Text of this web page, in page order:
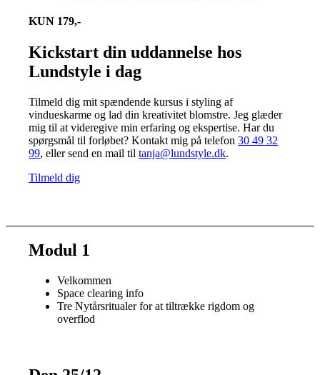
KUN 179,-
Kickstart din uddannelse hos
Lundstyle i dag
Tilmeld dig mit spændende kursus i styling af
vindueskarme og lad din kreativitet blomstre. Jeg glæder
mig til at videregive min erfaring og ekspertise. Har du
spørgsmål til forløbet? Kontakt mig på telefon30 49 32
99, eller send en mail tiltanja@lundstyle.dk.
Tilmeld dig
Modul 1
Velkommen
Space clearing info
Tre Nytårsritualer for at tiltrække rigdom og
overflod